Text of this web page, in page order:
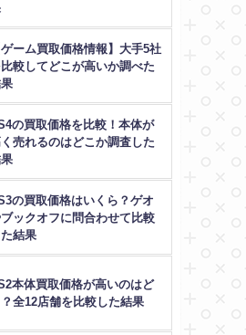
ゲーム買取価格情報】大手5社
較してどこが高いか調べた
の買取価格を比較！本体が
売れるのはどこか調査した
の買取価格はいくら？ゲオ
ックオフに問合わせて比較
た結果
本体買取価格が高いのはど
全12店舗を比較した結果